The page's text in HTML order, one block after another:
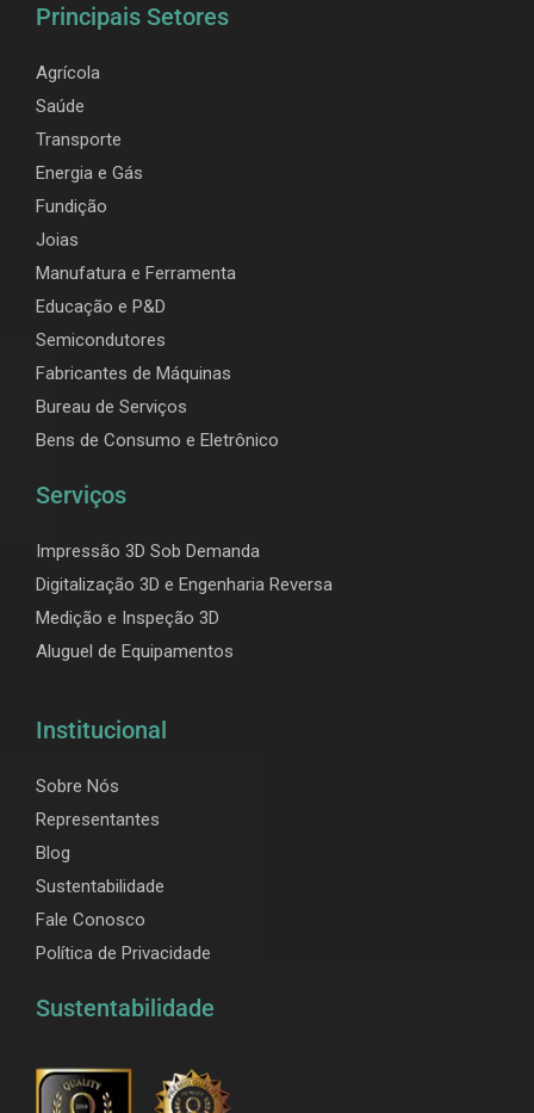
Principais Setores
Agrícola
Saúde
Transporte
Energia e Gás
Fundição
Joias
Manufatura e Ferramenta
Educação e P&D
Semicondutores
Fabricantes de Máquinas
Bureau de Serviços
Bens de Consumo e Eletrônico
Serviços
Impressão 3D Sob Demanda
Digitalização 3D e Engenharia Reversa
Medição e Inspeção 3D
Aluguel de Equipamentos
Institucional
Sobre Nós
Representantes
Blog
Sustentabilidade
Fale Conosco
Política de Privacidade
Sustentabilidade